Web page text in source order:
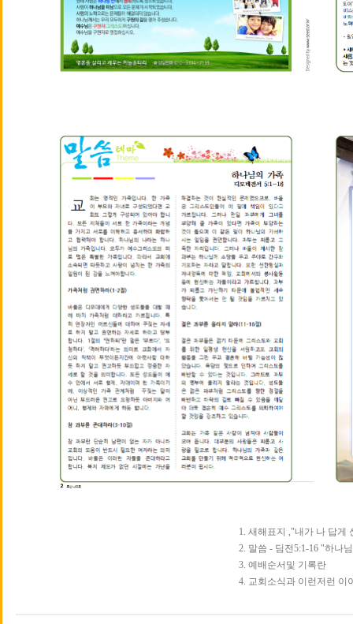
1. 새해표지 ,"내가 나 답게
2. 말씀 - 딤전5:1-16 "하나
3. 예배순서및 기록란
4. 교회소식과 이런저런